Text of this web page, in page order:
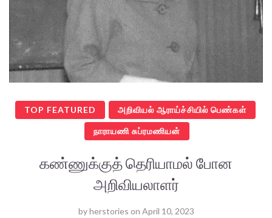
TOP FEATURED அறிவியல் ஆராய்ச்சியில் பெண்கள்
நாராயணி சுப்ரமணியன்
கண்ணுக்குத் தெரியாமல் போன
அறிவியலாளர்
byherstories on April 10, 2023